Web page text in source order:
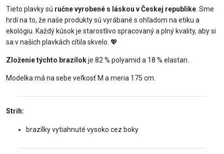
Tieto plavky sú ručne vyrobené s láskou v Českej republike . Sme
hrdí na to, že naše produkty sú vyrábané s ohľadom na etiku a
ekológiu. Každý kúsok je starostlivo spracovaný a plný kvality, aby si
sa v našich plavkách cítila skvelo. 💖
Zloženie týchto brazílokje 82 % polyamid a 18 % elastan.
Modelka má na sebe veľkosť M a meria 175 cm.
Strih:
brazílky vytiahnuté vysoko cez boky